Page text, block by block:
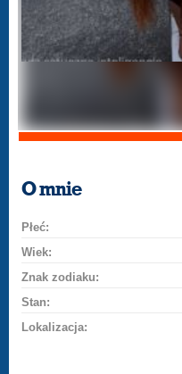
O mnie
Płeć:
Wiek:
Znak zodiaku:
Stan:
Lokalizacja: